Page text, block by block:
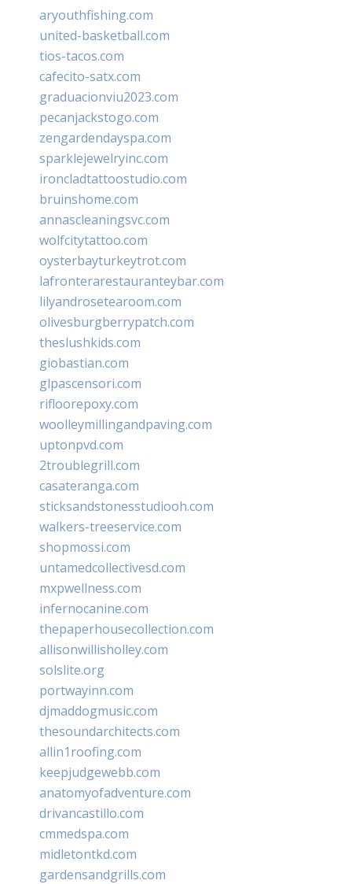
aryouthfishing.com
united-basketball.com
tios-tacos.com
cafecito-satx.com
graduacionviu2023.com
pecanjackstogo.com
zengardendayspa.com
sparklejewelryinc.com
ironcladtattoostudio.com
bruinshome.com
annascleaningsvc.com
wolfcitytattoo.com
oysterbayturkeytrot.com
lafronterarestauranteybar.com
lilyandrosetearoom.com
olivesburgberrypatch.com
theslushkids.com
giobastian.com
glpascensori.com
rifloorepoxy.com
woolleymillingandpaving.com
uptonpvd.com
2troublegrill.com
casateranga.com
sticksandstonesstudiooh.com
walkers-treeservice.com
shopmossi.com
untamedcollectivesd.com
mxpwellness.com
infernocanine.com
thepaperhousecollection.com
allisonwillisholley.com
solslite.org
portwayinn.com
djmaddogmusic.com
thesoundarchitects.com
allin1roofing.com
keepjudgewebb.com
anatomyofadventure.com
drivancastillo.com
cmmedspa.com
midletontkd.com
gardensandgrills.com